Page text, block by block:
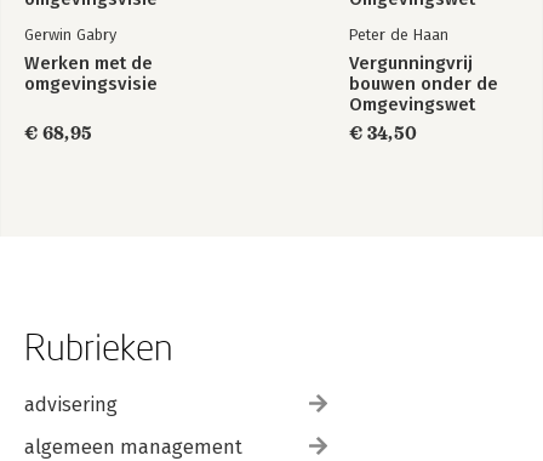
Gerwin Gabry
Werken met de
omgevingsvisie
€ 68,95
Peter de Haan
Vergunningvrij
bouwen onder de
Omgevingswet
€ 34,50
Rubrieken
advisering
algemeen management